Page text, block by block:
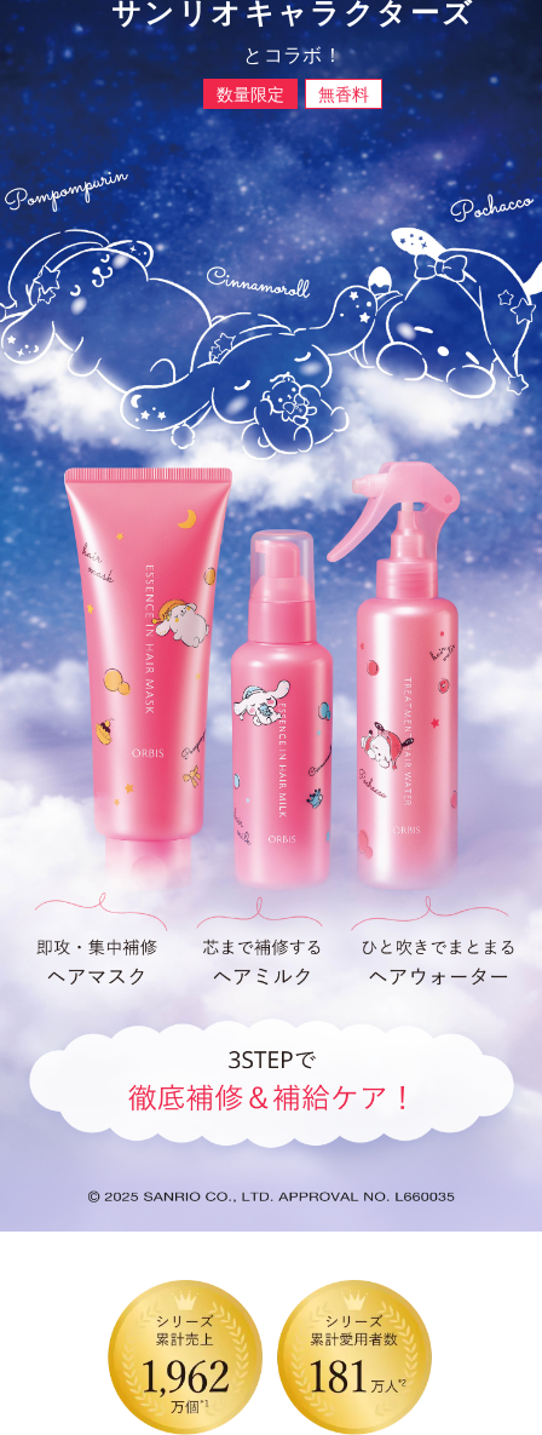
サンリオキャラクターズ
とコラボ！
数量限定 無香料